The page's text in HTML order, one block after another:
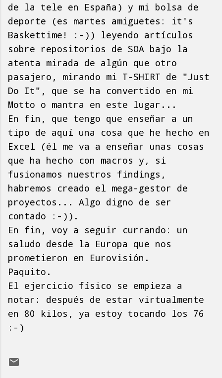
de la tele en España) y mi bolsa de
deporte (es martes amiguetes: it's
Baskettime! :-)) leyendo artículos
sobre repositorios de SOA bajo la
atenta mirada de algún que otro
pasajero, mirando mi T-SHIRT de "Just
Do It", que se ha convertido en mi
Motto o mantra en este lugar...
En fin, que tengo que enseñar a un
tipo de aquí una cosa que he hecho en
Excel (él me va a enseñar unas cosas
que ha hecho con macros y, si
fusionamos nuestros findings,
habremos creado el mega-gestor de
proyectos... Algo digno de ser
contado :-)).
En fin, voy a seguir currando: un
saludo desde la Europa que nos
prometieron en Eurovisión.
Paquito.
El ejercicio físico se empieza a
notar: después de estar virtualmente
en 80 kilos, ya estoy tocando los 76
:-)